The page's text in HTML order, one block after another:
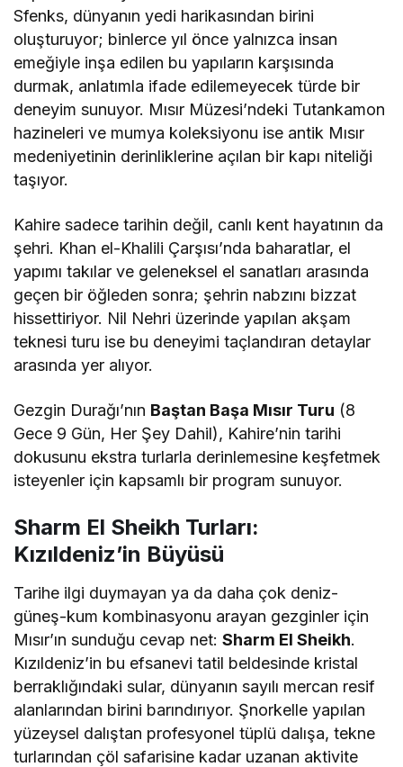
Sfenks, dünyanın yedi harikasından birini
oluşturuyor; binlerce yıl önce yalnızca insan
emeğiyle inşa edilen bu yapıların karşısında
durmak, anlatımla ifade edilemeyecek türde bir
deneyim sunuyor. Mısır Müzesi’ndeki Tutankamon
hazineleri ve mumya koleksiyonu ise antik Mısır
medeniyetinin derinliklerine açılan bir kapı niteliği
taşıyor.
Kahire sadece tarihin değil, canlı kent hayatının da
şehri. Khan el-Khalili Çarşısı’nda baharatlar, el
yapımı takılar ve geleneksel el sanatları arasında
geçen bir öğleden sonra; şehrin nabzını bizzat
hissettiriyor. Nil Nehri üzerinde yapılan akşam
teknesi turu ise bu deneyimi taçlandıran detaylar
arasında yer alıyor.
Gezgin Durağı’nın Baştan Başa Mısır Turu (8
Gece 9 Gün, Her Şey Dahil), Kahire’nin tarihi
dokusunu ekstra turlarla derinlemesine keşfetmek
isteyenler için kapsamlı bir program sunuyor.
Sharm El Sheikh Turları:
Kızıldeniz’in Büyüsü
Tarihe ilgi duymayan ya da daha çok deniz-
güneş-kum kombinasyonu arayan gezginler için
Mısır’ın sunduğu cevap net:Sharm El Sheikh.
Kızıldeniz’in bu efsanevi tatil beldesinde kristal
berraklığındaki sular, dünyanın sayılı mercan resif
alanlarından birini barındırıyor. Şnorkelle yapılan
yüzeysel dalıştan profesyonel tüplü dalışa, tekne
turlarından çöl safarisine kadar uzanan aktivite